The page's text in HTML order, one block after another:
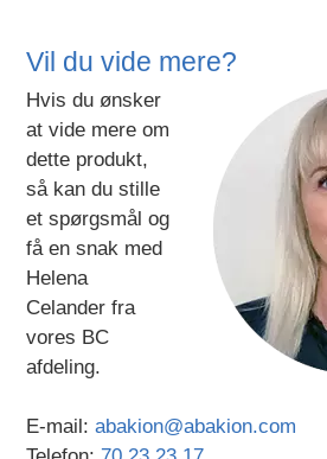
Vil du vide mere?
Hvis du ønsker
at vide mere om
dette produkt,
så kan du stille
et spørgsmål og
få en snak med
Helena
Celander fra
vores BC
afdeling.
E-mail:abakion@abakion.com